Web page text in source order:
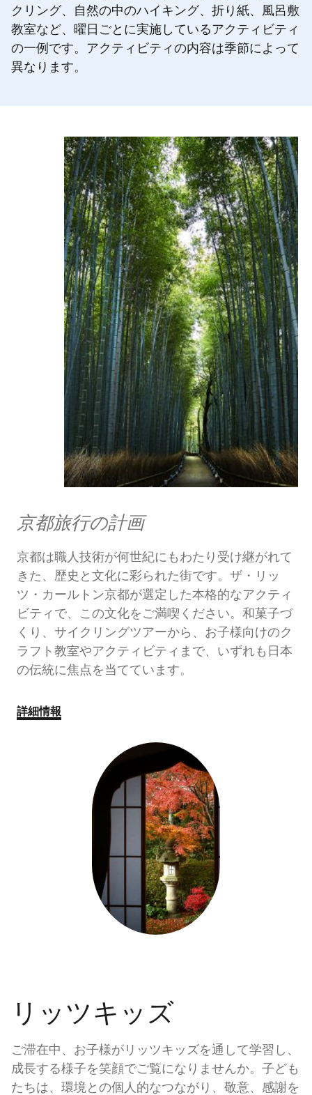
クリング、自然の中のハイキング、折り紙、風呂敷
教室など、曜日ごとに実施しているアクティビティ
の一例です。アクティビティの内容は季節によって
異なります。
京都旅行の計画
京都は職人技術が何世紀にもわたり受け継がれて
きた、歴史と文化に彩られた街です。ザ・リッ
ツ・カールトン京都が選定した本格的なアクティ
ビティで、この文化をご満喫ください。和菓子づ
くり、サイクリングツアーから、お子様向けのク
ラフト教室やアクティビティまで、いずれも日本
の伝統に焦点を当てています。
詳細情報
リッツキッズ
ご滞在中、お子様がリッツキッズを通して学習し、
成長する様子を笑顔でご覧になりませんか。子ども
たちは、環境との個人的なつながり、敬意、感謝を